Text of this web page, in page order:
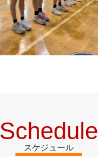
スケジュール
Schedule